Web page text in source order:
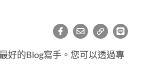
好的Blog寫手。您可以透過專